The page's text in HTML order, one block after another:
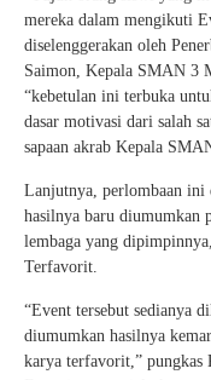
mereka dalam mengikuti
diselenggerakan oleh
Saimon, Kepala SMAN 3
“kebetulan ini terbuka
dasar motivasi dari salah
sapaan akrab Kepala
Lanjutnya, perlombaan ini
hasilnya baru diumumkan
lembaga yang
Terfavorit.
“Event tersebut sedianya
diumumkan hasilnya
karya terfavorit,” pungkas